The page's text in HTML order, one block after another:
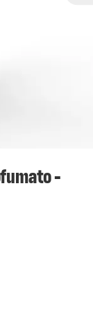
-